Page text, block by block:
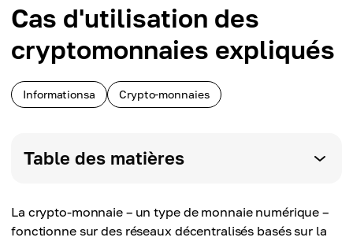
Cas d'utilisation des
cryptomonnaies expliqués
Informationsa Crypto-monnaies
Table des matières
La crypto-monnaie – un type de monnaie numérique –
fonctionne sur des réseaux décentralisés basés sur la